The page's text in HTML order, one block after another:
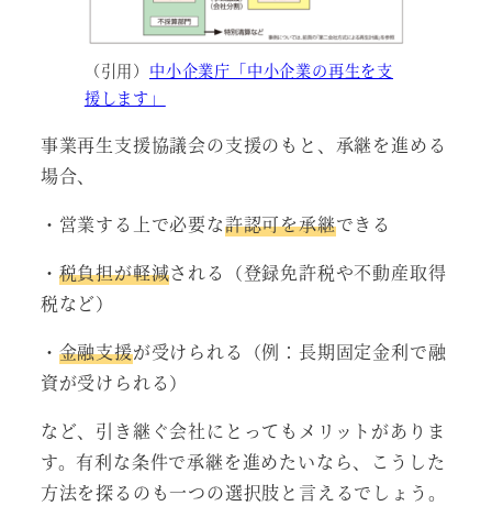
（引用） 中小企業庁「中小企業の再生を支
援します」
事業再生支援協議会の支援のもと、承継を進める
場合、
・営業する上で必要な許認可を承継できる
・ 税負担が軽減される（登録免許税や不動産取得
税など）
・ 金融支援が受けられる（例：長期固定金利で融
資が受けられる）
など、引き継ぐ会社にとってもメリットがありま
す。有利な条件で承継を進めたいなら、こうした
方法を探るのも一つの選択肢と言えるでしょう。